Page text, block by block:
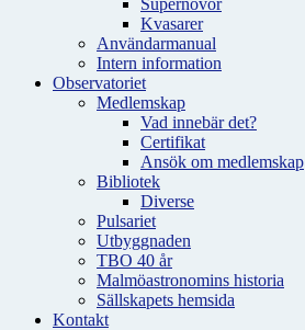
Supernovor
Kvasarer
Användarmanual
Intern information
Observatoriet
Medlemskap
Vad innebär det?
Certifikat
Ansök om medlemskap
Bibliotek
Diverse
Pulsariet
Utbyggnaden
TBO 40 år
Malmöastronomins historia
Sällskapets hemsida
Kontakt